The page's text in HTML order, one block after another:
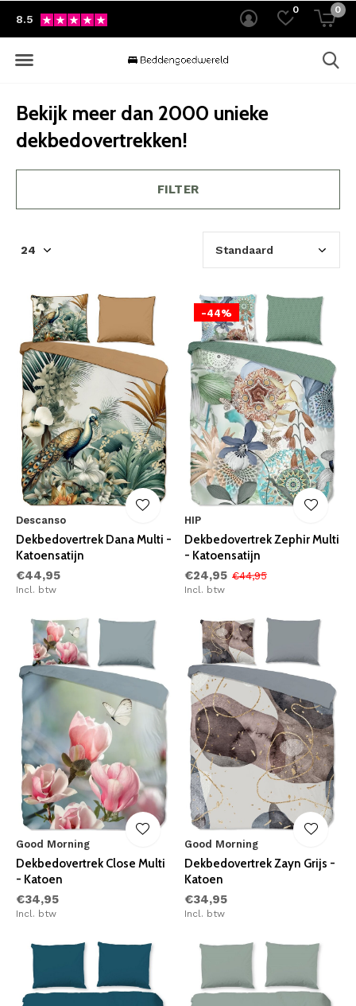
0 0
8.5
Bekijk meer dan 2000 unieke
dekbedovertrekken!
FILTER
Descanso
Dekbedovertrek Dana Multi -
Katoensatijn
€44,95
Incl. btw
-44%
HIP
Dekbedovertrek Zephir Multi
- Katoensatijn
€24,95 €44,95
Incl. btw
Good Morning
Dekbedovertrek Close Multi
- Katoen
€34,95
Incl. btw
Good Morning
Dekbedovertrek Zayn Grijs -
Katoen
€34,95
Incl. btw